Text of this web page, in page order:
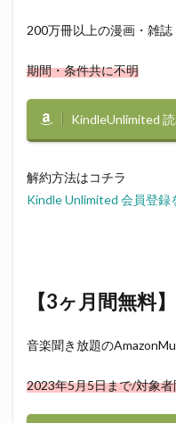
200万冊以上の漫画・雑
期間・条件共に不明
KindleUnlimited
解約方法はコチラ
Kindle Unlimited 会員登録
【3ヶ月間無料
音楽聞き放題の
2023年5月5日まで/対象者